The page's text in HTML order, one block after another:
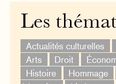
Les
Actualités culturelles
Arts
Droit
Histoire
Hommage